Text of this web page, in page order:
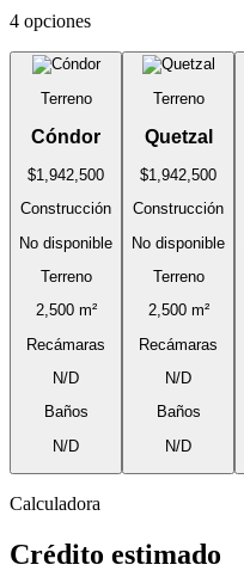
4 opciones
Terreno
Cóndor
$1,942,500
Construcción
No disponible
Terreno
2,500 m²
Recámaras
N/D
Baños
N/D
Terreno
Quetzal
$1,942,500
Construcción
No disponible
Terreno
2,500 m²
Recámaras
N/D
Baños
N/D
Calculadora
Crédito estimado